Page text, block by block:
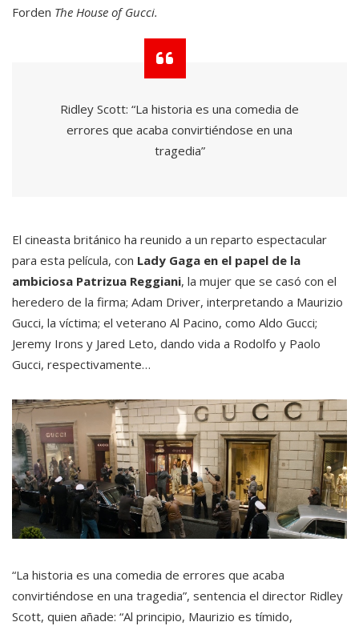
Forden The House of Gucci.
Ridley Scott: “La historia es una comedia de
errores que acaba convirtiéndose en una
tragedia”
El cineasta británico ha reunido a un reparto espectacular
para esta película, con Lady Gaga en el papel de la
ambiciosa Patrizua Reggiani, la mujer que se casó con el
heredero de la firma; Adam Driver, interpretando a Maurizio
Gucci, la víctima; el veterano Al Pacino, como Aldo Gucci;
Jeremy Irons y Jared Leto, dando vida a Rodolfo y Paolo
Gucci, respectivamente…
“La historia es una comedia de errores que acaba
convirtiéndose en una tragedia”, sentencia el director Ridley
Scott, quien añade: “Al principio, Maurizio es tímido,